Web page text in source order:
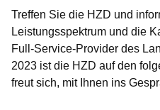
Treffen Sie die HZD und
Leistungsspektrum und die
Full-Service-Provider des
2023 ist die HZD auf den
freut sich, mit Ihnen ins